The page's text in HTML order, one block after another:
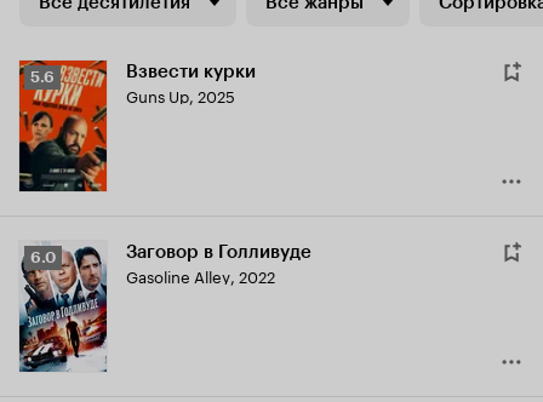
Рейтинг
Кинопоиска
5.6
5.6 Взвести курки
Guns Up, 2025
Рейтинг
Кинопоиска
6.0
6.0 Заговор в Голливуде
Gasoline Alley, 2022